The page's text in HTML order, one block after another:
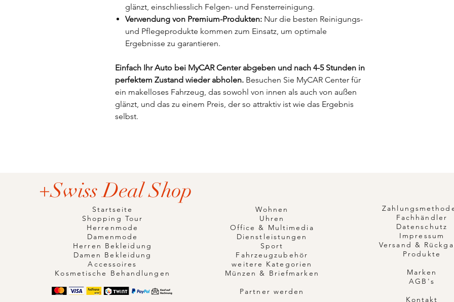
glänzt, einschliesslich Felgen- und Fensterreinigung.
Verwendung von Premium-Produkten: Nur die besten Reinigungs-
und Pflegeprodukte kommen zum Einsatz, um optimale
Ergebnisse zu garantieren.
Einfach Ihr Auto bei MyCAR Center abgeben und nach 4-5 Stunden in
perfektem Zustand wieder abholen. Besuchen Sie MyCAR Center für
ein makelloses Fahrzeug, das sowohl von innen als auch von außen
glänzt, und das zu einem Preis, der so attraktiv ist wie das Ergebnis
selbst.
+Swiss Deal Shop
Startseite
Shopping Tour
Herrenmode
Damenmode
Herren Bekleidung
Damen Bekleidung
Accessoires
Kosmetische Behandlungen
Wohnen
Uhren
Office & Multimedia
Dienstleistungen
Sport
Fahrzeugzubehör
weitere Kategorien
Münzen & Briefmarken
Partner werden
Fachhändler
Datenschutz
Impressum
Versand &
Produkte
Marken
AGB's
Kontakt